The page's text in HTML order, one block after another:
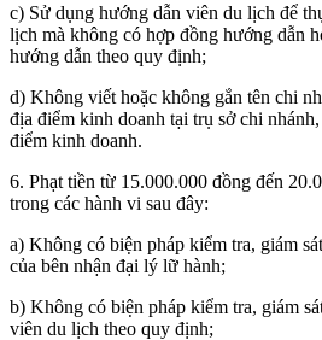
c) Sử dụng hướng dẫn viên du lịch để
lịch mà không có hợp đồng hướng dẫn
hướng dẫn theo quy định;
d) Không viết hoặc không gắn tên chi
địa điểm kinh doanh tại trụ sở chi
điểm kinh doanh.
6. Phạt tiền từ 15.000.000 đồng đến
trong các hành vi sau đây:
a) Không có biện pháp kiểm tra, giám
của bên nhận đại lý lữ hành;
b) Không có biện pháp kiểm tra, giám
viên du lịch theo quy định;